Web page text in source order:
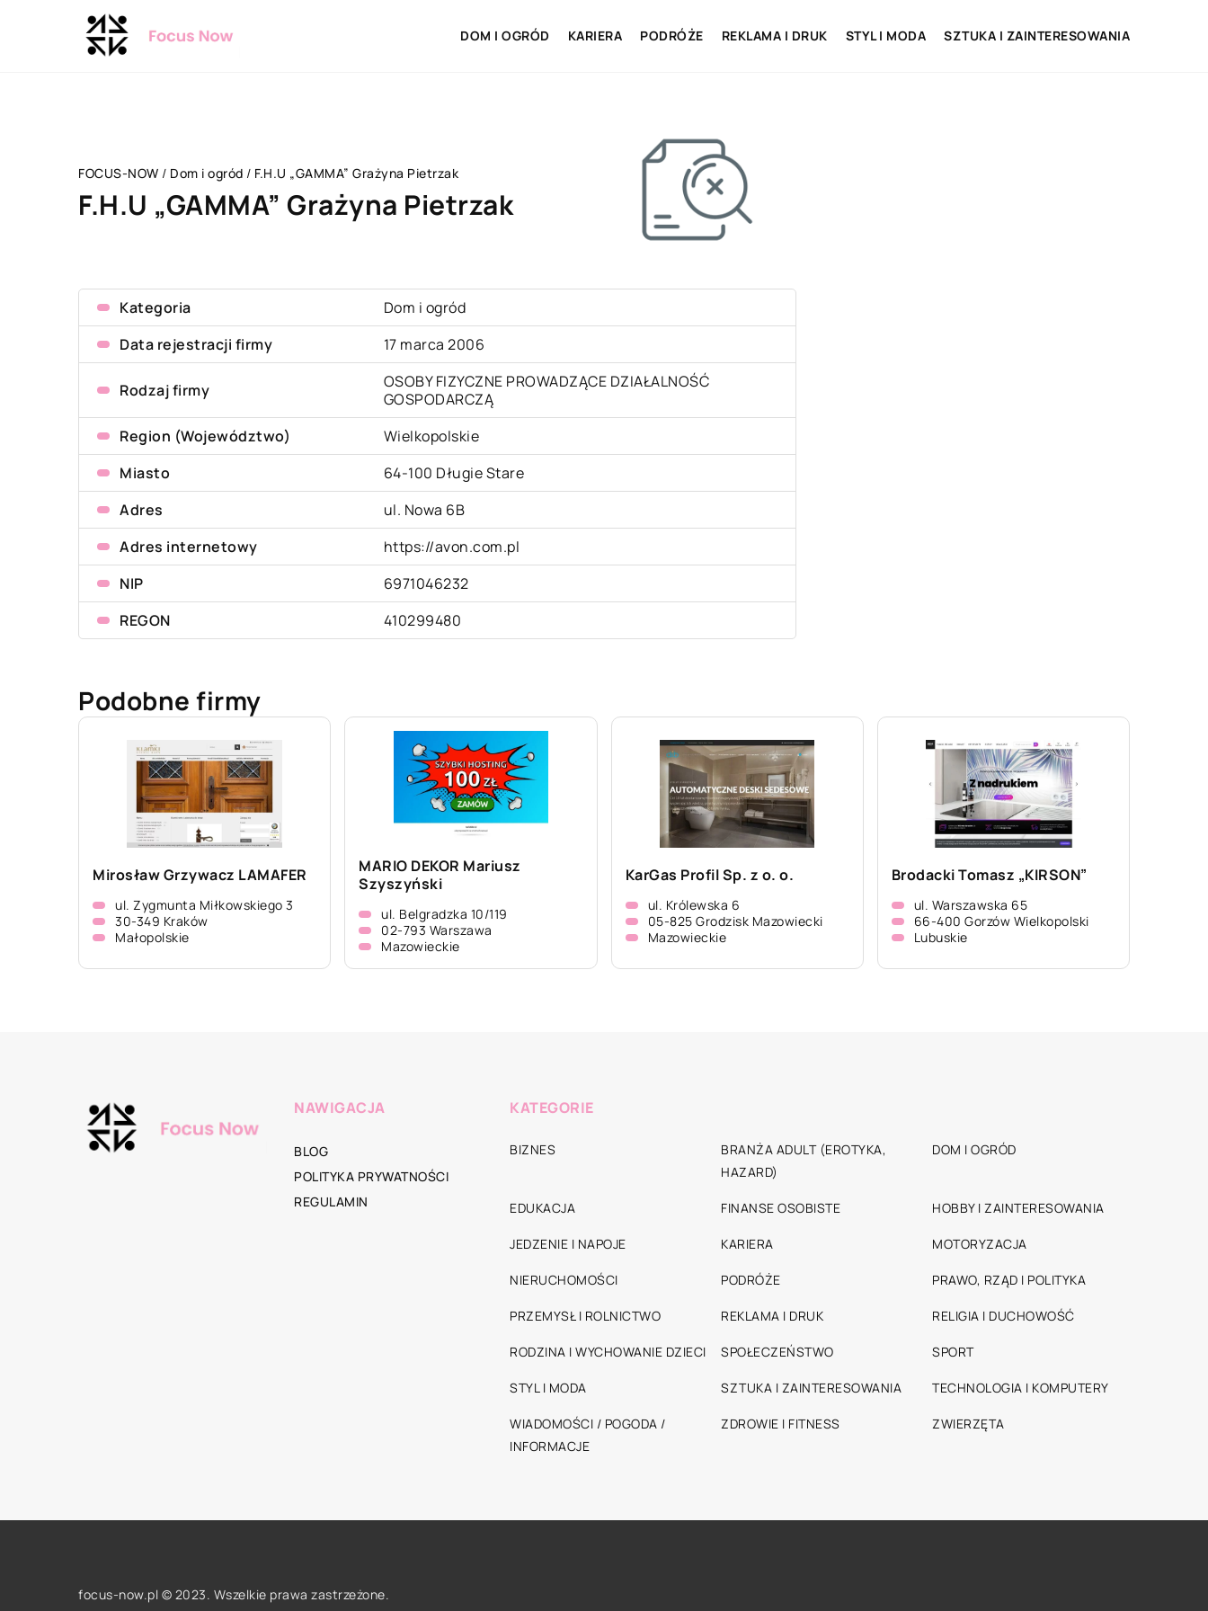
DOM I OGRÓD KARIERA PODRÓŻE REKLAMA I DRUK STYL I MODA SZTUKA I ZAINTERESOWANIA
FOCUS-NOW / Dom i ogród / F.H.U „GAMMA” Grażyna Pietrzak
F.H.U „GAMMA” Grażyna Pietrzak
Kategoria
Dom i ogród
Data rejestracji firmy
17 marca 2006
Rodzaj firmy
OSOBY FIZYCZNE PROWADZĄCE DZIAŁALNOŚĆ
GOSPODARCZĄ
Region (Województwo)
Wielkopolskie
Miasto
64-100 Długie Stare
Adres
ul. Nowa 6B
Adres internetowy
https://avon.com.pl
NIP
6971046232
REGON
410299480
Podobne firmy
Mirosław Grzywacz LAMAFER
ul. Zygmunta Miłkowskiego 3
30-349 Kraków
Małopolskie
MARIO DEKOR Mariusz
Szyszyński
ul. Belgradzka 10/119
02-793 Warszawa
Mazowieckie
KarGas Profil Sp. z o. o.
ul. Królewska 6
05-825 Grodzisk Mazowiecki
Mazowieckie
Brodacki Tomasz „KIRSON”
ul. Warszawska 65
66-400 Gorzów Wielkopolski
Lubuskie
NAWIGACJA
BLOG
POLITYKA PRYWATNOŚCI
REGULAMIN
KATEGORIE
BIZNES
BRANŻA ADULT (EROTYKA,
HAZARD)
DOM I OGRÓD
EDUKACJA FINANSE OSOBISTE HOBBY I ZAINTERESOWANIA
JEDZENIE I NAPOJE KARIERA MOTORYZACJA
NIERUCHOMOŚCI PODRÓŻE PRAWO, RZĄD I POLITYKA
PRZEMYSŁ I ROLNICTWO REKLAMA I DRUK RELIGIA I DUCHOWOŚĆ
RODZINA I WYCHOWANIE DZIECI SPOŁECZEŃSTWO SPORT
STYL I MODA SZTUKA I ZAINTERESOWANIA TECHNOLOGIA I KOMPUTERY
WIADOMOŚCI / POGODA /
INFORMACJE
ZDROWIE I FITNESS ZWIERZĘTA
focus-now.pl © 2023. Wszelkie prawa zastrzeżone.